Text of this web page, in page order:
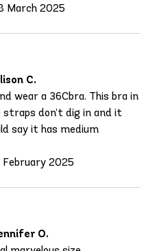
March 2025
C.
wear a 36Cbra. This bra in
don’t dig in and it
say it has medium
February 2025
O.